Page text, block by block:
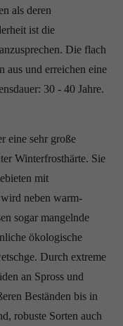
als deren
ist die
Die flach
aus und erreichen eine
30 - 40 Jahre.
eine sehr große
Winterfrosthärte. Sie
mit
neben warm-
sogar mangelnde
ökologische
Durch extreme
an Spross und
Beständen bis in
robuste Sorten auch